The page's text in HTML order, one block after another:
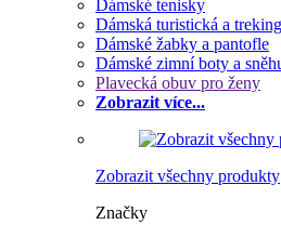
Dámské tenisky
Dámská turistická a
Dámské žabky a pantofle
Dámské zimní boty a
Plavecká obuv pro ženy
Zobrazit více...
Zobrazit všechny produkty
Značky